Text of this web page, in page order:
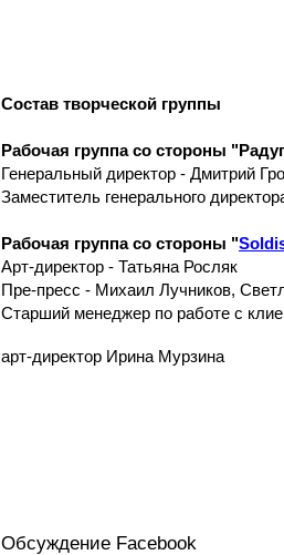
Состав творческой группы
Рабочая группа со стороны
Генеральный директор - Дмитрий
Заместитель генерального
Рабочая группа со стороны "
Арт-директор - Татьяна Росляк
Пре-пресс - Михаил Лучников,
Старший менеджер по работе с
арт-директор Ирина Мурзина
Обсуждение Facebook